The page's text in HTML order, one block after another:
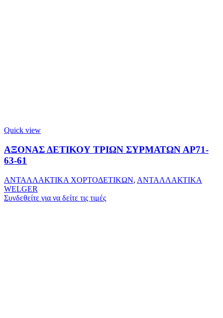
Quick view
ΑΞΟΝΑΣ ΔΕΤΙΚΟΥ ΤΡΙΩΝ ΣΥΡΜΑΤΩΝ ΑΡ71-
63-61
ΑΝΤΑΛΛΑΚΤΙΚΑ ΧΟΡΤΟΔΕΤΙΚΩΝ, ΑΝΤΑΛΛΑΚΤΙΚΑ
WELGER
Συνδεθείτε για να δείτε τις τιμές